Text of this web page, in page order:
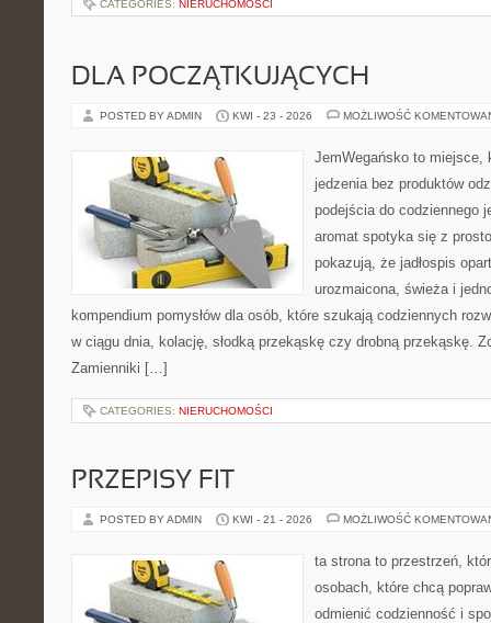
CATEGORIES: NIERUCHOMOŚCI
DLA POCZĄTKUJĄCYCH
POSTED BY ADMIN KWI - 23 - 2026 MOŻLIWOŚĆ
JemWegańsko to miejsce,
jedzenia bez produktów
podejścia do codziennego
aromat spotyka się z
pokazują, że jadłospis
urozmaicona, świeża i
kompendium pomysłów dla osób, które szukają codziennych
w ciągu dnia, kolację, słodką przekąskę czy drobną przekąskę.
Zamienniki […]
CATEGORIES: NIERUCHOMOŚCI
PRZEPISY FIT
POSTED BY ADMIN KWI - 21 - 2026 MOŻLIWOŚĆ
ta strona to przestrzeń,
osobach, które chcą
odmienić codzienność i